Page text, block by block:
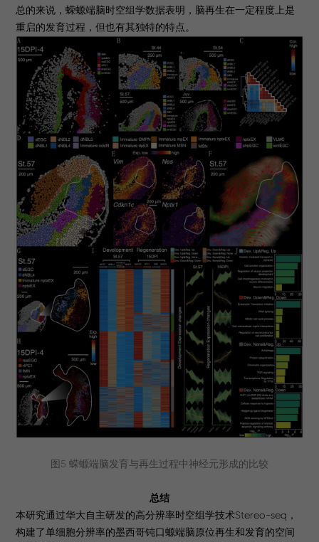
总的来说，蝾螈端脑时空组学数据表明，脑再生在一定程度上是
重启的发育过程，但也有其独特的特点。
图5 蝾螈端脑发育与再生过程中神经元形成的比较
总结
本研究通过华大自主研发的高分辨率时空组学技术Stereo-seq，
构建了单细胞分辨率的墨西哥钝口螈端脑原位再生和发育的空间